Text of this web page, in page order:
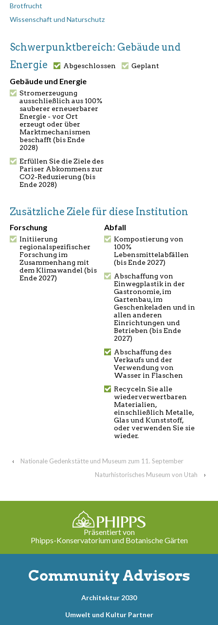
Brotfrucht
Wissenschaft und Naturschutz
Schwerpunktbereich: Gebäude und
Energie
Abgeschlossen Geplant
Gebäude und Energie
Stromerzeugung
ausschließlich aus 100%
sauberer erneuerbarer
Energie - vor Ort
erzeugt oder über
Marktmechanismen
beschafft (bis Ende
2028)
Erfüllen Sie die Ziele des
Pariser Abkommens zur
CO2-Reduzierung (bis
Ende 2028)
Zusätzliche Ziele für diese Institution
Forschung
Initiierung
regionalspezifischer
Forschung im
Zusammenhang mit
dem Klimawandel (bis
Ende 2027)
Abfall
Kompostierung von
100%
Lebensmittelabfällen
(bis Ende 2027)
Abschaffung von
Einwegplastik in der
Gastronomie, im
Gartenbau, im
Geschenkeladen und in
allen anderen
Einrichtungen und
Betrieben (bis Ende
2027)
Abschaffung des
Verkaufs und der
Verwendung von
Wasser in Flaschen
Recyceln Sie alle
wiederverwertbaren
Materialien,
einschließlich Metalle,
Glas und Kunststoff,
oder verwenden Sie sie
wieder.
‹
Nationale Gedenkstätte und Museum zum 11. September
Naturhistorisches Museum von Utah
›
Präsentiert von
Phipps-Konservatorium und Botanische Gärten
Community Advisors
Architektur 2030
Umwelt und Kultur Partner